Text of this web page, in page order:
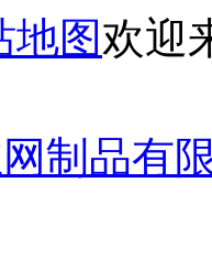
地图欢迎